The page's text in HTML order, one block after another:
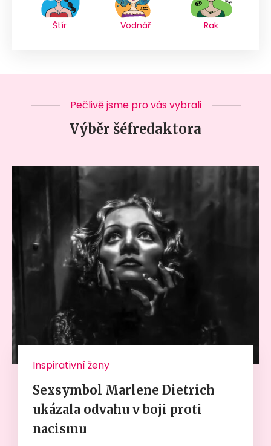
Štír Vodnář Rak
Pečlivě jsme pro vás vybrali
Výběr šéfredaktora
Inspirativní ženy
Sexsymbol Marlene Dietrich
ukázala odvahu v boji proti
nacismu